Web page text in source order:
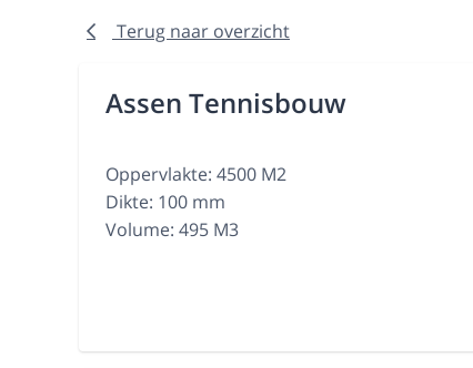
Terug naar overzicht
Assen Tennisbouw
Oppervlakte: 4500 M2
Dikte: 100 mm
Volume: 495 M3